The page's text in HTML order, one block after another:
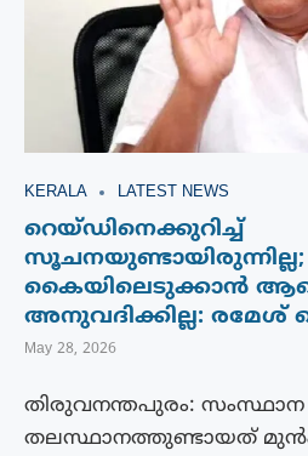
KERALA LATEST NEWS
റെയ്‌ഡിനെക്കുറിച്ച്
സൂചനയുണ്ടായിരുന്നില്ല;
കൈയിലെടുക്കാൻ
അനുവദിക്കില്ല: രമേശ്
May 28, 2026
തിരുവനന്തപുരം: സംസ്ഥാന
തലസ്ഥാനത്തുണ്ടായത്